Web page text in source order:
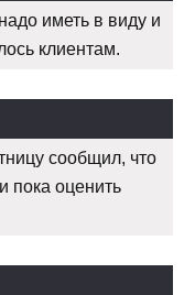
иметь в виду и
клиентам.
сообщил, что
пока оценить